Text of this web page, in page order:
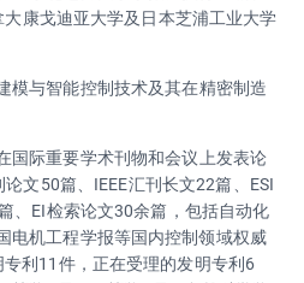
康戈迪亚大学及日本芝浦工业大学
模与智能控制技术及其在精密制造
国际重要学术刊物和会议上发表论
文50篇、IEEE汇刊长文22篇、ESI
、EI检索论文30余篇，包括自动化
电机工程学报等国内控制领域权威
利11件，正在受理的发明专利6